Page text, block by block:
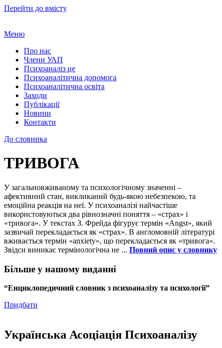
Перейти до вмісту
Меню
Про нас
Члени УАП
Психоаналіз це
Психоаналітична допомога
Психоаналітична освіта
Заходи
Публікації
Новини
Контакти
До словника
ТРИВОГА
У загальновживаному та психологічному значенні –
афективний стан, викликаний будь-якою небезпекою, та
емоційна реакція на неї. У психоаналізі найчастіше
використовуються два рівнозначні поняття – «страх» і
«тривога». У текстах З. Фрейда фігурує термін «Angst», який
зазвичай перекладається як «страх». В англомовній літературі
вживається термін «anxiety», що перекладається як «тривога».
Звідси виникає термінологічна не ... Повний опис у словнику
Більше у нашому виданні
“Енциклопедичний словник з психоаналізу та психології”
Придбати
Українська Асоціація Психоаналізу